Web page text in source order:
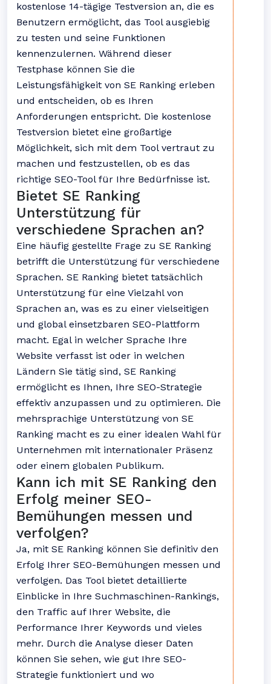
kostenlose 14-tägige Testversion an, die es
Benutzern ermöglicht, das Tool ausgiebig
zu testen und seine Funktionen
kennenzulernen. Während dieser
Testphase können Sie die
Leistungsfähigkeit von SE Ranking erleben
und entscheiden, ob es Ihren
Anforderungen entspricht. Die kostenlose
Testversion bietet eine großartige
Möglichkeit, sich mit dem Tool vertraut zu
machen und festzustellen, ob es das
richtige SEO-Tool für Ihre Bedürfnisse ist.
Bietet SE Ranking
Unterstützung für
verschiedene Sprachen an?
Eine häufig gestellte Frage zu SE Ranking
betrifft die Unterstützung für verschiedene
Sprachen. SE Ranking bietet tatsächlich
Unterstützung für eine Vielzahl von
Sprachen an, was es zu einer vielseitigen
und global einsetzbaren SEO-Plattform
macht. Egal in welcher Sprache Ihre
Website verfasst ist oder in welchen
Ländern Sie tätig sind, SE Ranking
ermöglicht es Ihnen, Ihre SEO-Strategie
effektiv anzupassen und zu optimieren. Die
mehrsprachige Unterstützung von SE
Ranking macht es zu einer idealen Wahl für
Unternehmen mit internationaler Präsenz
oder einem globalen Publikum.
Kann ich mit SE Ranking den
Erfolg meiner SEO-
Bemühungen messen und
verfolgen?
Ja, mit SE Ranking können Sie definitiv den
Erfolg Ihrer SEO-Bemühungen messen und
verfolgen. Das Tool bietet detaillierte
Einblicke in Ihre Suchmaschinen-Rankings,
den Traffic auf Ihrer Website, die
Performance Ihrer Keywords und vieles
mehr. Durch die Analyse dieser Daten
können Sie sehen, wie gut Ihre SEO-
Strategie funktioniert und wo